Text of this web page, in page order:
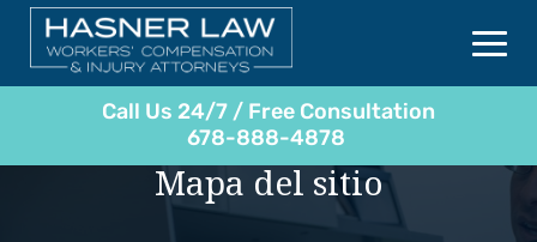
Call Us 24/7 / Free Consultation
678-888-4878
Mapa del sitio